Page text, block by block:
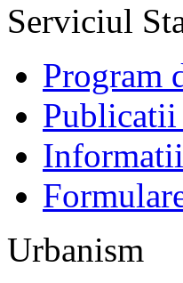
Serviciul
Program
Publicatii
Urbanism